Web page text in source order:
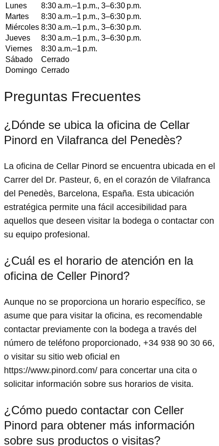
Lunes
8:30 a.m.–1 p.m., 3–6:30 p.m.
Martes
8:30 a.m.–1 p.m., 3–6:30 p.m.
Miércoles 8:30 a.m.–1 p.m., 3–6:30 p.m.
Jueves
8:30 a.m.–1 p.m., 3–6:30 p.m.
Viernes
8:30 a.m.–1 p.m.
Sábado
Cerrado
Domingo Cerrado
Preguntas Frecuentes
¿Dónde se ubica la oficina de Cellar
Pinord en Vilafranca del Penedès?
La oficina de Cellar Pinord se encuentra ubicada en el
Carrer del Dr. Pasteur, 6, en el corazón de Vilafranca
del Penedès, Barcelona, España. Esta ubicación
estratégica permite una fácil accesibilidad para
aquellos que deseen visitar la bodega o contactar con
su equipo profesional.
¿Cuál es el horario de atención en la
oficina de Celler Pinord?
Aunque no se proporciona un horario específico, se
asume que para visitar la oficina, es recomendable
contactar previamente con la bodega a través del
número de teléfono proporcionado, +34 938 90 30 66,
o visitar su sitio web oficial en
https://www.pinord.com/ para concertar una cita o
solicitar información sobre sus horarios de visita.
¿Cómo puedo contactar con Celler
Pinord para obtener más información
sobre sus productos o visitas?